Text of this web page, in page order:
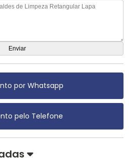
por Whatsapp
pelo Telefone